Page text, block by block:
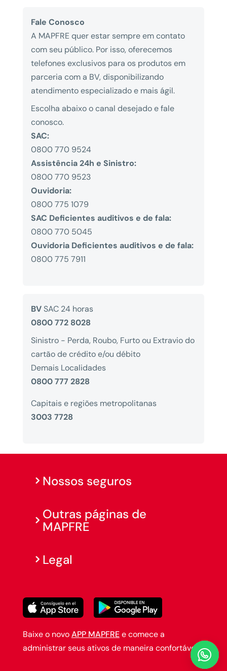
Fale Conosco
A MAPFRE quer estar sempre em contato
com seu público. Por isso, oferecemos
telefones exclusivos para os produtos em
parceria com a BV, disponibilizando
atendimento especializado e mais ágil.
Escolha abaixo o canal desejado e fale
conosco.
SAC:
0800 770 9524
Assistência 24h e Sinistro:
0800 770 9523
Ouvidoria:
0800 775 1079
SAC Deficientes auditivos e de fala:
0800 770 5045
Ouvidoria Deficientes auditivos e de fala:
0800 775 7911
BVSAC 24 horas
0800 772 8028
Sinistro - Perda, Roubo, Furto ou Extravio do
cartão de crédito e/ou débito
Demais Localidades
0800 777 2828
Capitais e regiões metropolitanas
3003 7728
Nossos seguros
Outras páginas de
MAPFRE
Legal
Baixe o novoAPP MAPFREe comece a
administrar seus ativos de maneira confortável.